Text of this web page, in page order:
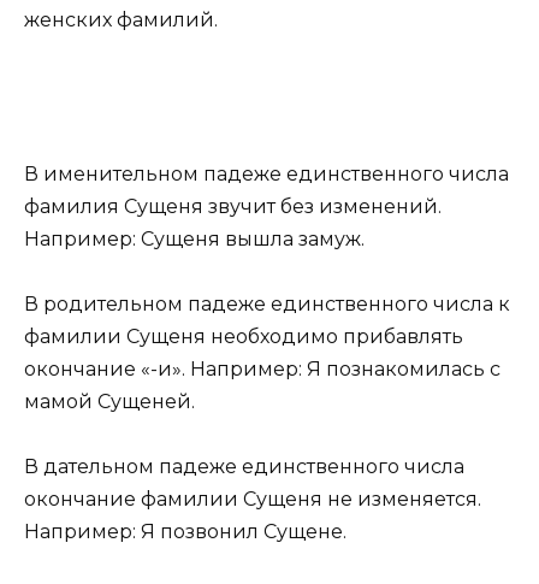
женских фамилий.
В именительном падеже единственного числа
фамилия Сущеня звучит без изменений.
Например: Сущеня вышла замуж.
В родительном падеже единственного числа к
фамилии Сущеня необходимо прибавлять
окончание «-и». Например: Я познакомилась с
мамой Сущеней.
В дательном падеже единственного числа
окончание фамилии Сущеня не изменяется.
Например: Я позвонил Сущене.